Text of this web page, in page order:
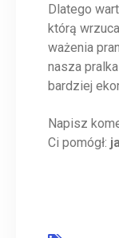
Dlatego
którą
ważenia
nasza
bardziej
Napisz
Ci pomógł: